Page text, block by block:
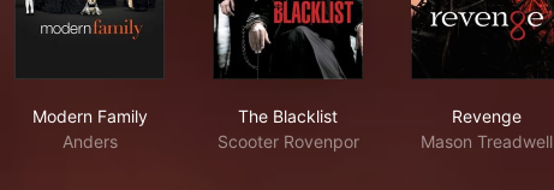
Modern Family
Anders
The Blacklist
Scooter Rovenpor
Revenge
Mason Treadwell